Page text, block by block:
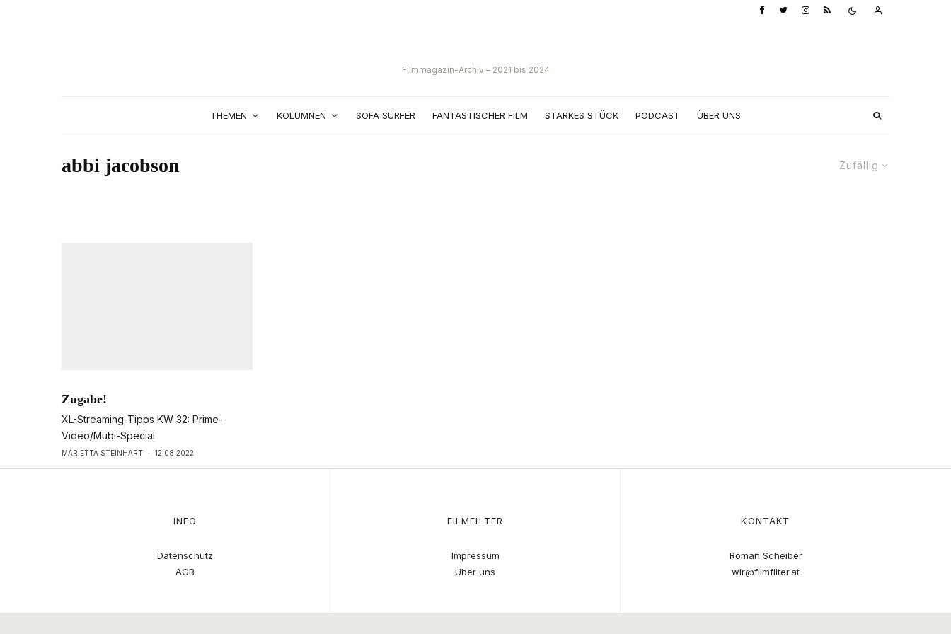
Filmmagazin-Archiv – 2021 bis 2024
THEMEN KOLUMNEN SOFA SURFER FANTASTISCHER FILM STARKES STÜCK PODCAST ÜBER UNS
Zufällig
abbi jacobson
Zugabe!
XL-Streaming-Tipps KW 32: Prime-
Video/Mubi-Special
MARIETTA STEINHART · 12.08.2022
INFO
Datenschutz
AGB
FILMFILTER
Impressum
Über uns
KONTAKT
Roman Scheiber
wir@filmfilter.at